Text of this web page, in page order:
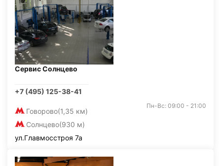
Сервис Солнцево
+7 (495) 125-38-41
Говорово(1,35 км)
Солнцево(930 м)
Пн-Вс: 09:00 - 21:00
ул.Главмосстроя 7а